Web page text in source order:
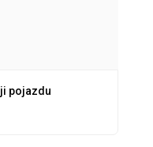
pojazdu